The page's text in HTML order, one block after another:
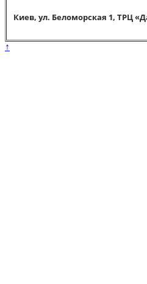
Киев, ул. Беломорская 1, ТРЦ
↑